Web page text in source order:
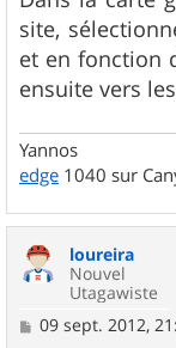
s
a
g
e
site,
et en fonction
ensuite vers
Yannos
edge 1040 sur
loureira
Nouvel
Utagawiste
M
09 sept. 2012,